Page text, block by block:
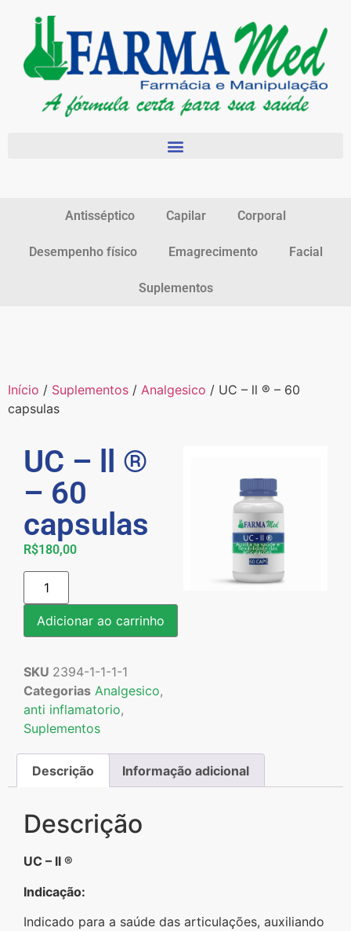
Antisséptico Capilar Corporal
Desempenho físico Emagrecimento Facial
Suplementos
Início / Suplementos / Analgesico / UC – ll ® – 60
capsulas
UC – ll ®
– 60
capsulas
R$180,00
Adicionar ao carrinho
SKU 2394-1-1-1-1
Categorias Analgesico,
anti inflamatorio,
Suplementos
Descrição Informação adicional
Descrição
UC – ll ®
Indicação:
Indicado para a saúde das articulações, auxiliando